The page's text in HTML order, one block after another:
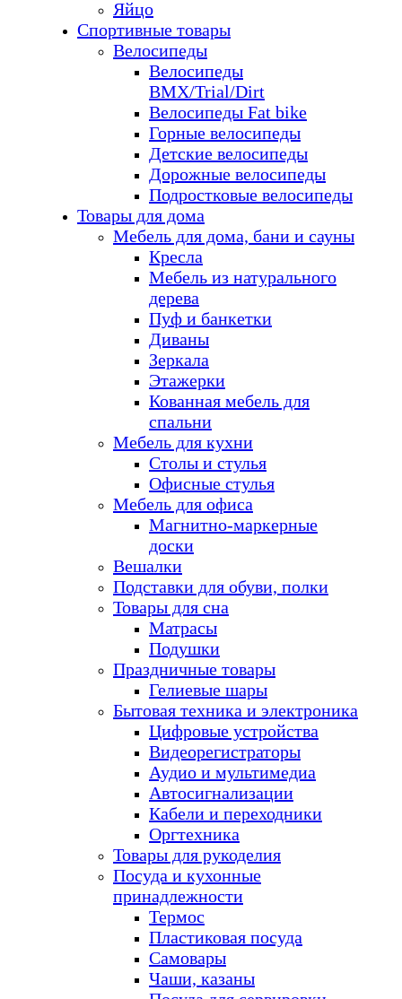
Яйцо
Спортивные товары
Велосипеды
Велосипеды
BMX/Trial/Dirt
Велосипеды Fat bike
Горные велосипеды
Детские велосипеды
Дорожные велосипеды
Подростковые велосипеды
Товары для дома
Мебель для дома, бани и сауны
Кресла
Мебель из натурального
дерева
Пуф и банкетки
Диваны
Зеркала
Этажерки
Кованная мебель для
спальни
Мебель для кухни
Столы и стулья
Офисные стулья
Мебель для офиса
Магнитно-маркерные
доски
Вешалки
Подставки для обуви, полки
Товары для сна
Матрасы
Подушки
Праздничные товары
Гелиевые шары
Бытовая техника и электроника
Цифровые устройства
Видеорегистраторы
Аудио и мультимедиа
Автосигнализации
Кабели и переходники
Оргтехника
Товары для рукоделия
Посуда и кухонные
принадлежности
Термос
Пластиковая посуда
Самовары
Чаши, казаны